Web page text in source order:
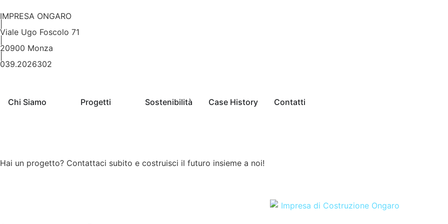
IMPRESA ONGARO
Viale Ugo Foscolo 71
20900 Monza
039.2026302
Chi Siamo Progetti Sostenibilità Case History Contatti
Hai un progetto? Contattaci subito e costruisci il futuro insieme a noi!